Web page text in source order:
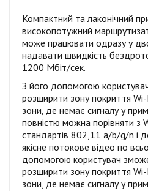
Компактний та лаконічний
високопотужний
може працювати одразу у
надавати швидкість
1200 Мбіт/сек.
З його допомогою
розширити зону покриття
зони, де немає сигналу у
повністю можна порівняти з
стандартів 802,11 a/b/g/n і
якісне потокове відео по
допомогою користувач
розширити зону покриття
зони, де немає сигналу у